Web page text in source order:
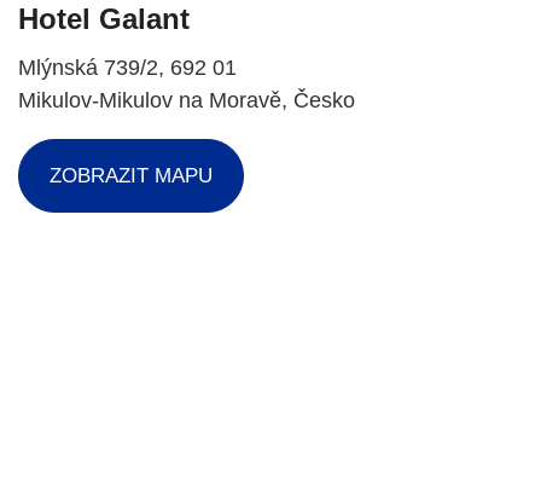
Hotel Galant
Mlýnská 739/2, 692 01
Mikulov-Mikulov na Moravě, Česko
ZOBRAZIT MAPU